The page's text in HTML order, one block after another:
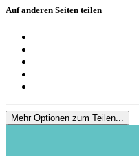
Auf anderen Seiten teilen
Mehr Optionen zum Teilen...